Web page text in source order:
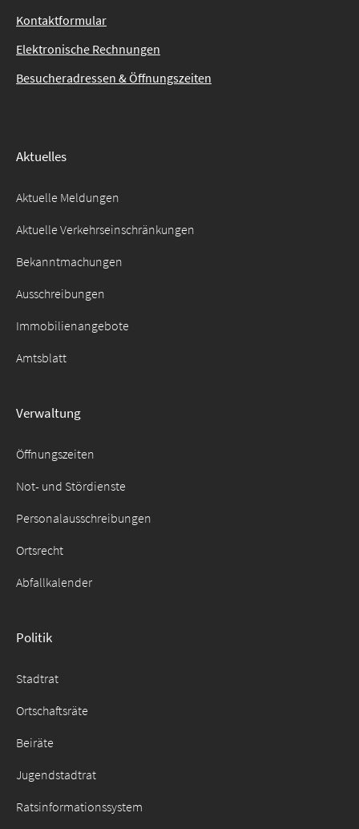
Suche
für:
Kontaktformular
Elektronische Rechnungen
Besucheradressen & Öffnungszeiten
Aktuelles
Aktuelle Meldungen
Aktuelle Verkehrseinschränkungen
Bekanntmachungen
Ausschreibungen
Immobilienangebote
Amtsblatt
Verwaltung
Öffnungszeiten
Not- und Stördienste
Personalausschreibungen
Ortsrecht
Abfallkalender
Politik
Stadtrat
Ortschaftsräte
Beiräte
Jugendstadtrat
Ratsinformationssystem